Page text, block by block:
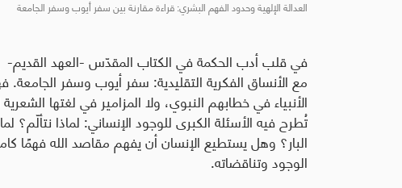
العدالة الإلهية وحدود الفهم البشري: قراءة مقارنة بين سفر أيوب وسفر الجامعة
في قلب أدب الحكمة في الكتاب المقدّس -العهد القديم-
مع الأنساق الفكرية التقليدية: سفر أيوب وسفر الجامعة.
الأنبياء في خطابهم النبوي، ولا المزامير في لغتها
تُطرح فيه الأسئلة الكبرى للوجود الإنساني: لماذا نتألّم؟
البار؟ وهل يستطيع الإنسان أن يفهم مقاصد الله فهمًا
الوجود وتناقضاته.